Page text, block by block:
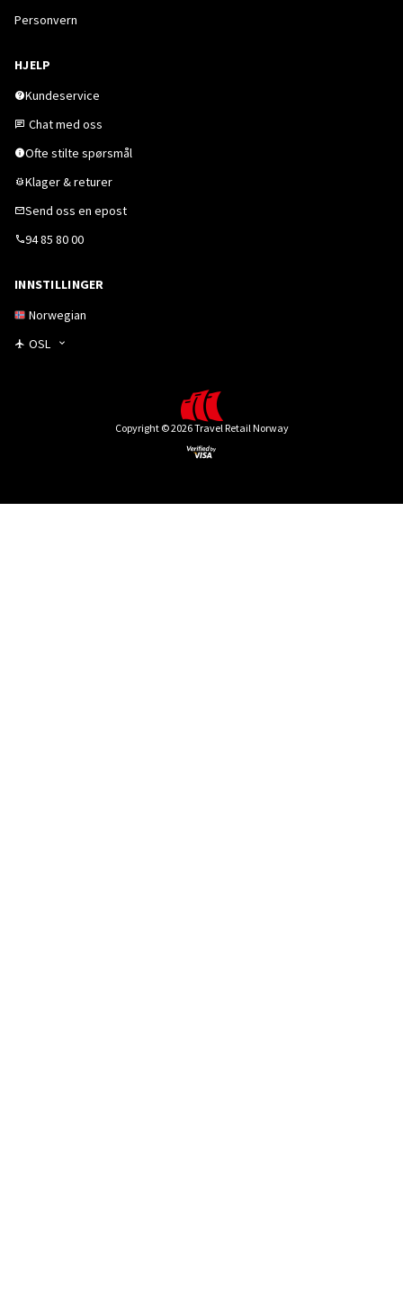
Personvern
HJELP
Kundeservice
Chat med oss
Ofte stilte spørsmål
Klager & returer
Send oss en epost
94 85 80 00
INNSTILLINGER
Norwegian
OSL
Copyright © 2026 Travel Retail Norway